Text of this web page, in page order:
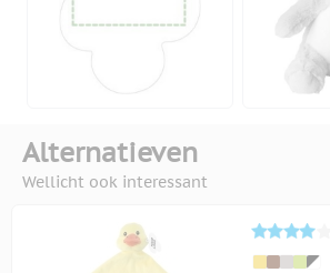
Alternatieven
Wellicht ook interessant